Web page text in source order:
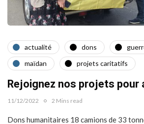
actualité dons
maїdan
projets caritatifs
Rejoignez nos projets pour
11/12/2022 2 Mins read
Dons humanitaires 18 camions de 33